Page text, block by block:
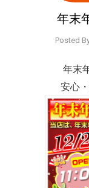
年末
Posted
年末
安心